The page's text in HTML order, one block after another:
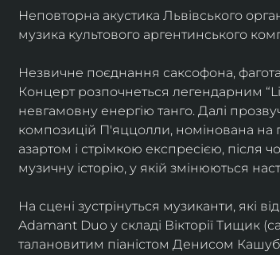
Неповторна акустика Львівського
музика культового аргентинського
Незвичне поєднання саксофона,
Концерт розпочнеться легендарним
невгамовну енергію танго. Далі
композицій П'яццолли, номінована на
азартом і стрімкою експресією, після
музичну історію, у якій змінюються
На сцені зустрінуться музиканти, які
Adamant Duo у складі Вікторії Тищик
талановитим піаністом Денисом